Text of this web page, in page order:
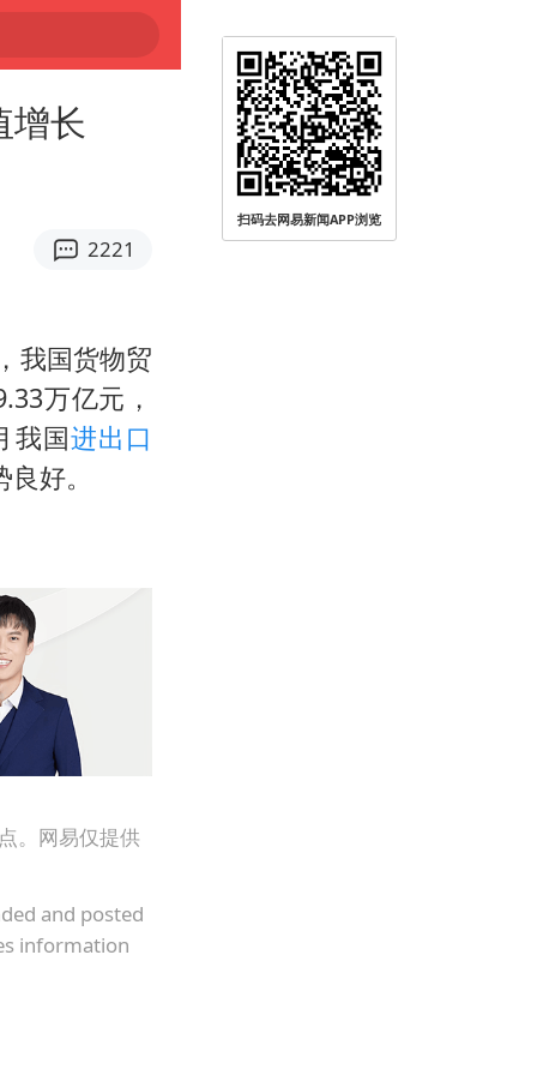
增长
2221
我国货物贸
万亿元，
我国进出口
好。
。网易仅提供
and posted
information
扫码去网易新闻APP浏览